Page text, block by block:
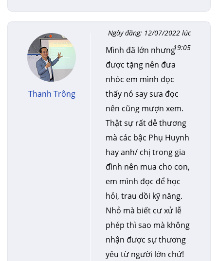
Thanh Trông
Ngày đăng: 12/07/2022 lúc
19:05
Mình đã lớn nhưng
được tặng nên đưa
nhóc em mình đọc
thấy nó say sưa đọc
nên cũng mượn xem.
Thật sự rất dễ thương
mà các bậc Phụ Huynh
hay anh/ chị trong gia
đình nên mua cho con,
em mình đọc để học
hỏi, trau dồi kỹ năng.
Nhỏ mà biết cư xử lễ
phép thì sao mà không
nhận được sự thương
yêu từ người lớn chứ!